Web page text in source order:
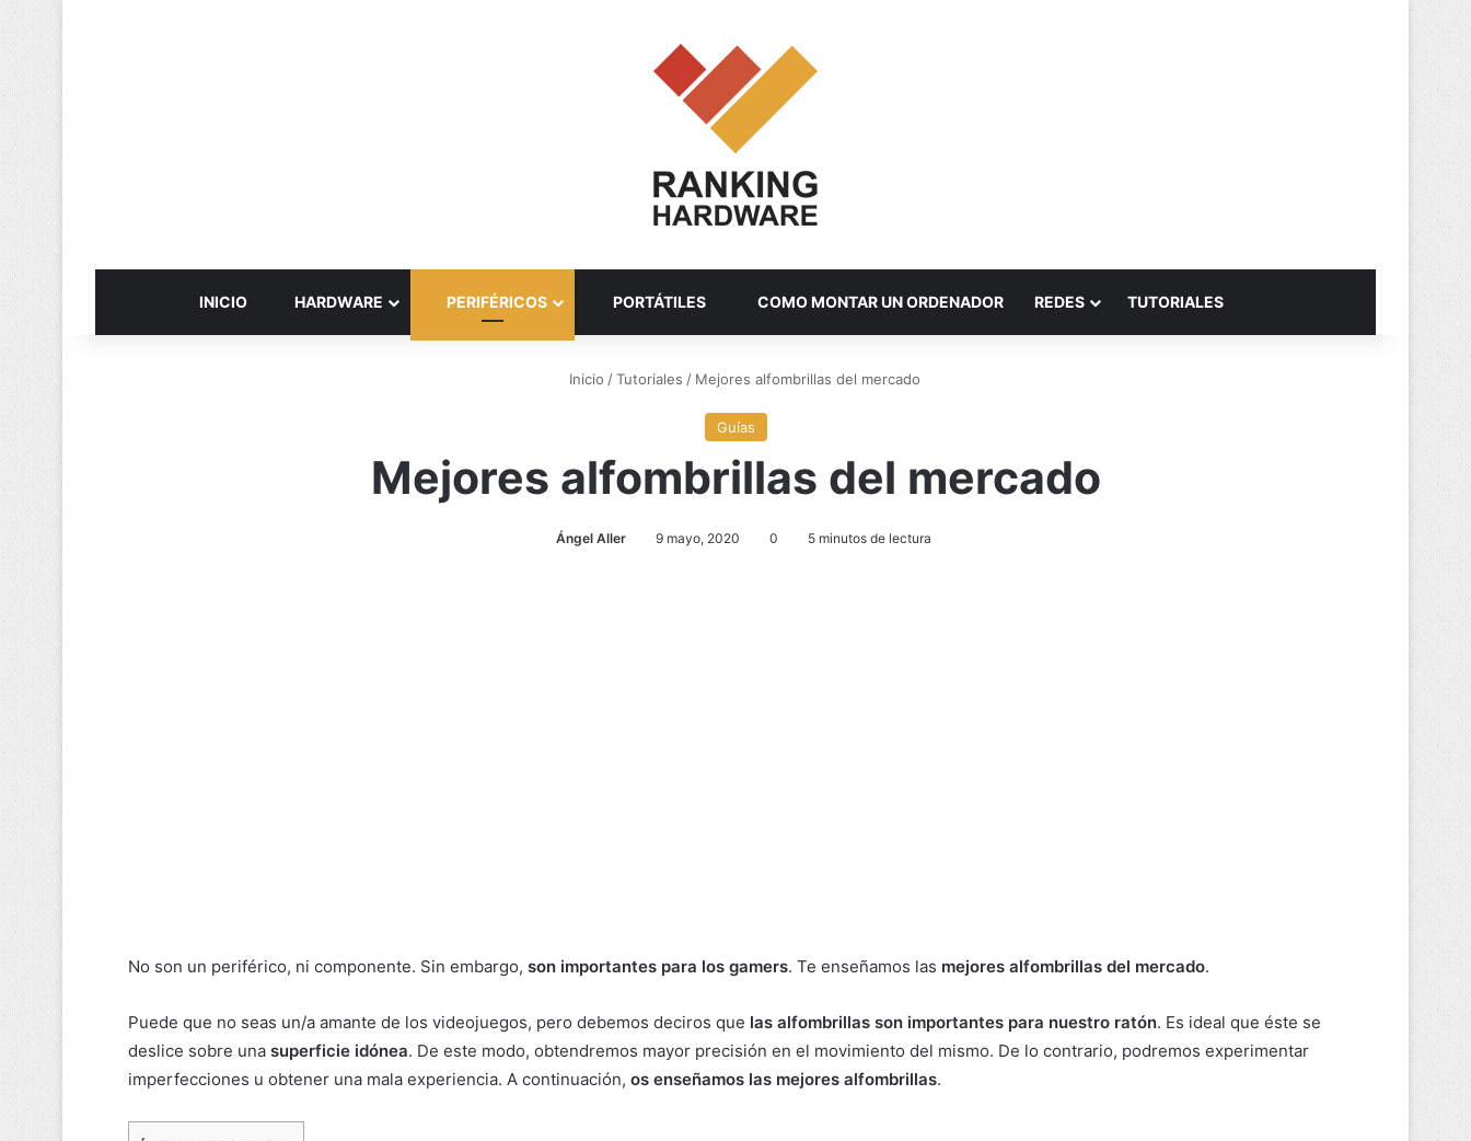
INICIO HARDWARE PERIFÉRICOS PORTÁTILES COMO MONTAR UN ORDENADOR REDES TUTORIALES
Inicio /Tutoriales / Mejores alfombrillas del mercado
Guías
Mejores alfombrillas del mercado
Ángel Aller 9 mayo, 2020 0 5 minutos de lectura
No son un periférico, ni componente. Sin embargo, son importantes para los gamers. Te enseñamos las mejores alfombrillas del mercado.
Puede que no seas un/a amante de los videojuegos, pero debemos deciros que las alfombrillas son importantes para nuestro ratón. Es ideal que éste se
deslice sobre una superficie idónea. De este modo, obtendremos mayor precisión en el movimiento del mismo. De lo contrario, podremos experimentar
imperfecciones u obtener una mala experiencia. A continuación, os enseñamos las mejores alfombrillas.